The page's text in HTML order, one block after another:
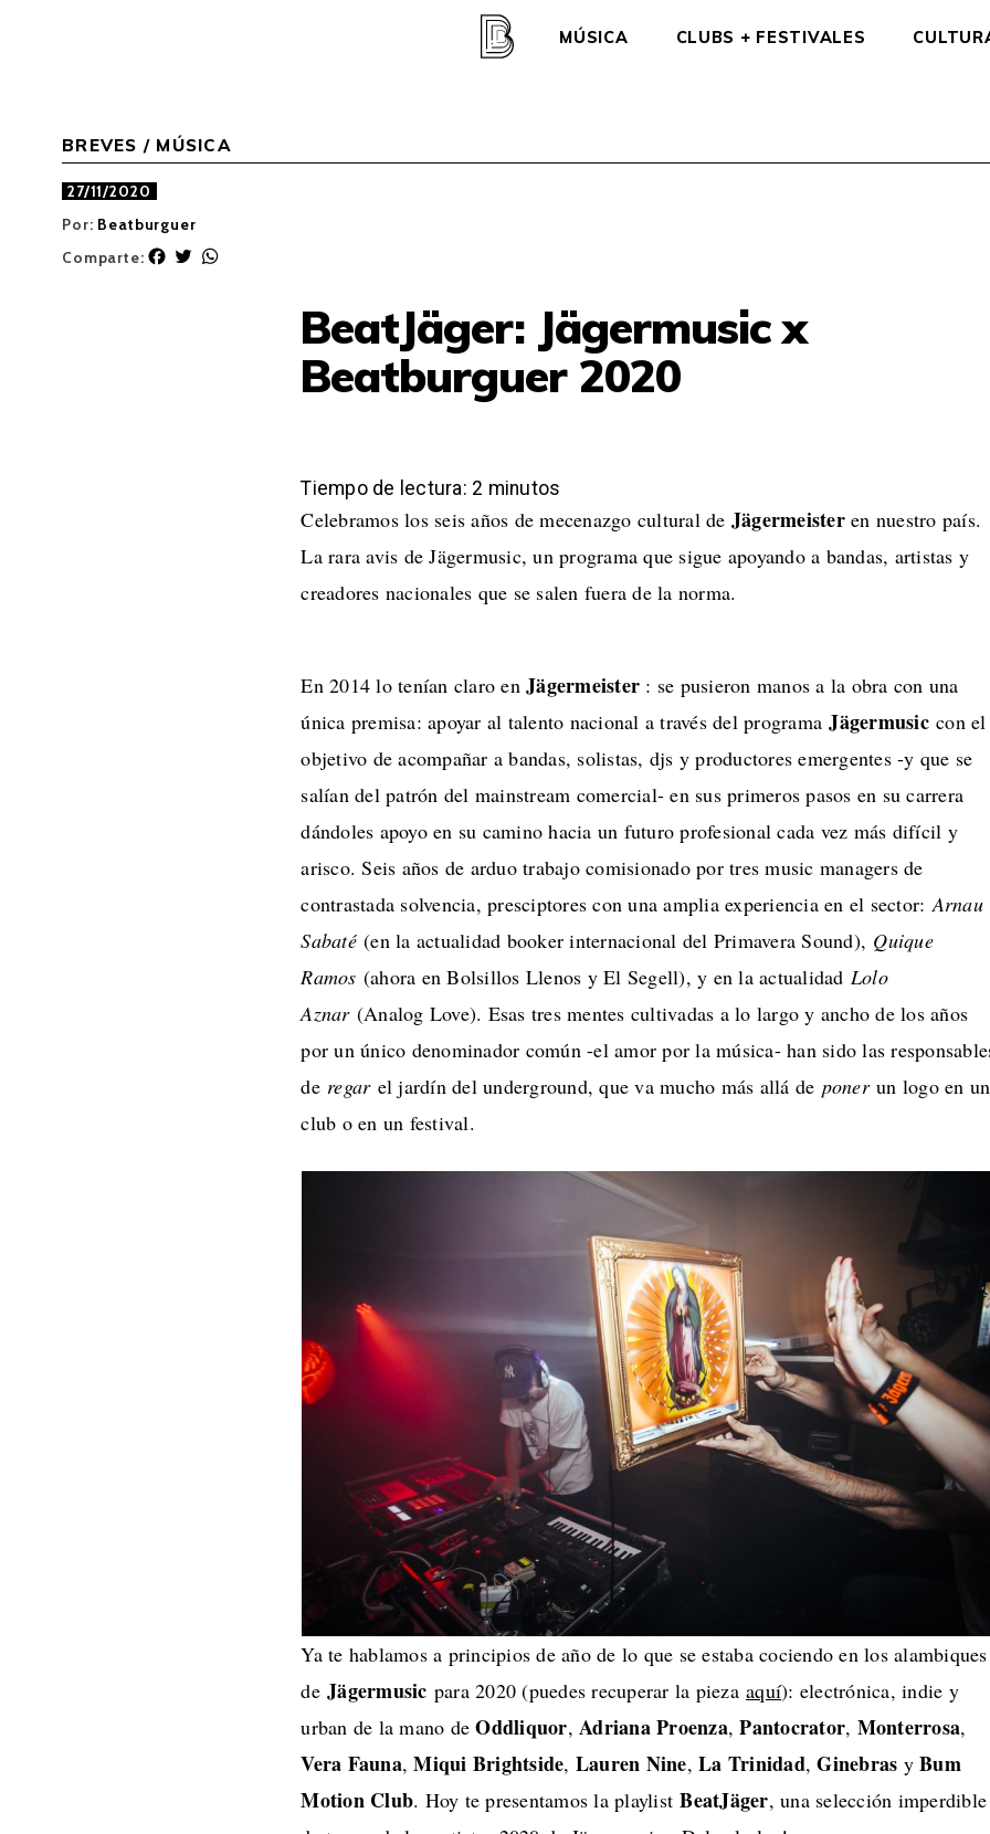
MÚSICA CLUBS + FESTIVALES
BREVES / MÚSICA
27/11/2020
Por: Beatburguer
Comparte:
F
T
BeatJäger: Jägermusic x
Beatburguer 2020
Tiempo de lectura: 2 minutos
Celebramos los seis años de mecenazgo cultural de Jägermeisteren nuestro país.
La rara avis de Jägermusic, un programa que sigue apoyando a bandas, artistas y
creadores nacionales que se salen fuera de la norma.
En 2014 lo tenían claro enJägermeister : se pusieron manos a la obra con una
única premisa: apoyar al talento nacional a través del programaJägermusiccon el
objetivo de acompañar a bandas, solistas, djs y productores emergentes -y que se
salían del patrón del mainstream comercial- en sus primeros pasos en su carrera
dándoles apoyo en su camino hacia un futuro profesional cada vez más difícil y
arisco. Seis años de arduo trabajo comisionado por tres music managers de
contrastada solvencia, presciptores con una amplia experiencia en el sector: Arnau
Sabaté(en la actualidad booker internacional del Primavera Sound), Quique
Ramos (ahora en Bolsillos Llenos y El Segell), y en la actualidad Lolo
Aznar(Analog Love). Esas tres mentes cultivadas a lo largo y ancho de los años
por un único denominador común -el amor por la música- han sido las
de regarel jardín del underground, que va mucho más allá de ponerun logo en un
club o en un festival.
Ya te hablamos a principios de año de lo que se estaba cociendo en los alambiques
deJägermusic para 2020 (puedes recuperar la piezaaquí): electrónica, indie y
urban de la mano de Oddliquor, Adriana Proenza,Pantocrator, Monterrosa,
Vera Fauna,Miqui Brightside, Lauren Nine,La Trinidad,Ginebras yBum
Motion Club. Hoy te presentamos la playlistBeatJäger, una selección imperdible